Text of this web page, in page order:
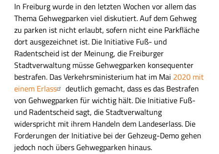
In Freiburg wurde in den letzten Wochen vor allem das
Thema Gehwegparken viel diskutiert. Auf dem Gehweg
zu parken ist nicht erlaubt, sofern nicht eine Parkfläche
dort ausgezeichnet ist. Die Initiative Fuß- und
Radentscheid ist der Meinung, die Freiburger
Stadtverwaltung müsse Gehwegparken konsequenter
bestrafen. Das Verkehrsministerium hat im Mai 2020 mit
einem Erlass
deutlich gemacht, dass es das Bestrafen
von Gehwegparken für wichtig hält. Die Initiative Fuß-
und Radentscheid sagt, die Stadtverwaltung
widerspricht mit ihrem Handeln dem Landeserlass. Die
Forderungen der Initiative bei der Gehzeug-Demo gehen
jedoch noch übers Gehwegparken hinaus.